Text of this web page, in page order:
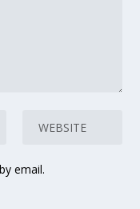
email.